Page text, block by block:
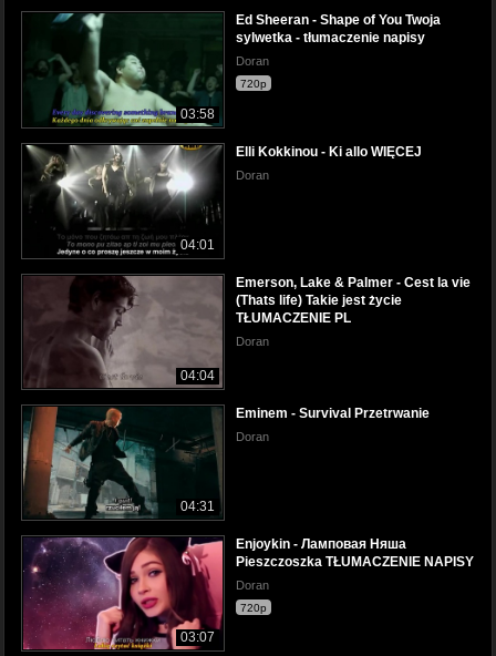
03:58
Ed Sheeran - Shape of You Twoja
sylwetka - tłumaczenie napisy
Doran
720p
04:01
Elli Kokkinou - Ki allo WIĘCEJ
Doran
04:04
Emerson, Lake & Palmer - Cest la vie
(Thats life) Takie jest życie
TŁUMACZENIE PL
Doran
04:31
Eminem - Survival Przetrwanie
Doran
03:07
Enjoykin - Ламповая Няша
Pieszczoszka TŁUMACZENIE NAPISY
Doran
720p